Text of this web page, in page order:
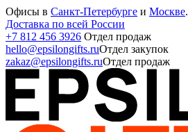
Офисы в Санкт-Петербурге и Москве.
Доставка по всей России
+7 812 456 3926 Отдел продаж
hello@epsilongifts.ruОтдел закупок
zakaz@epsilongifts.ruОтдел продаж